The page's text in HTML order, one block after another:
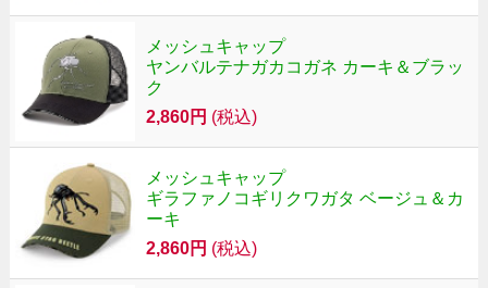
メッシュキャップ
ヤンバルテナガカコガネ カーキ＆ブラッ
ク
2,860円 (税込)
メッシュキャップ
ギラファノコギリクワガタ ベージュ＆カ
ーキ
2,860円 (税込)